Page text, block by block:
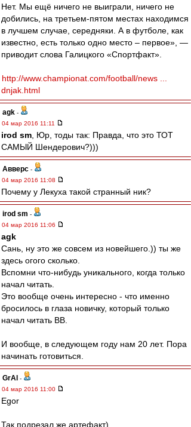
Нет. Мы ещё ничего не выиграли, ничего не
добились, на третьем-пятом местах находимся
в лучшем случае, середняки. А в футболе, как
известно, есть только одно место – первое», —
приводит слова Галицкого «Спортфакт».
http://www.championat.com/football/news ...
dnjak.html
agk -
04 мар 2016 11:11
irod sm , Юр, тоды так: Правда, что это ТОТ
САМЫЙ Шендерович?)))
Авверс -
04 мар 2016 11:08
Почему у Лекуха такой странный ник?
irod sm -
04 мар 2016 11:06
agk
Сань, ну это же совсем из новейшего.)) ты же
здесь огого сколько.
Вспомни что-нибудь уникального, когда только
начал читать.
Это вообще очень интересно - что именно
бросилось в глаза новичку, который только
начал читать ВВ.
И вообще, в следующем году нам 20 лет. Пора
начинать готовиться.
GrAl -
04 мар 2016 11:00
Egor
Так подрезал же артефакт)